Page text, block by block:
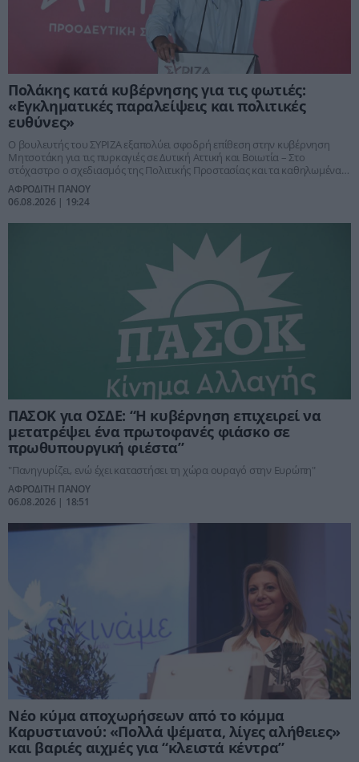
Πολάκης κατά κυβέρνησης για τις φωτιές:
«Εγκληματικές παραλείψεις και πολιτικές
ευθύνες»
Ο βουλευτής του ΣΥΡΙΖΑ εξαπολύει σφοδρή επίθεση στην κυβέρνηση
Μητσοτάκη για τις πυρκαγιές σε Δυτική Αττική και Βοιωτία – Στο
στόχαστρο ο σχεδιασμός της Πολιτικής Προστασίας και τα καθηλωμένα
εναέρια μέσα
ΑΦΡΟΔΙΤΗ ΠΑΝΟΥ
06.08.2026 | 19:24
ΠΑΣΟΚ για ΟΣΔΕ: “Η κυβέρνηση επιχειρεί να
μετατρέψει ένα πρωτοφανές φιάσκο σε
πρωθυπουργική φιέστα”
"Πανηγυρίζει, ενώ έχει καταστήσει τη χώρα ουραγό στην Ευρώπη"
ΑΦΡΟΔΙΤΗ ΠΑΝΟΥ
06.08.2026 | 18:51
Νέο κύμα αποχωρήσεων από το κόμμα
Καρυστιανού: «Πολλά ψέματα, λίγες αλήθειες»
και βαριές αιχμές για “κλειστά κέντρα”